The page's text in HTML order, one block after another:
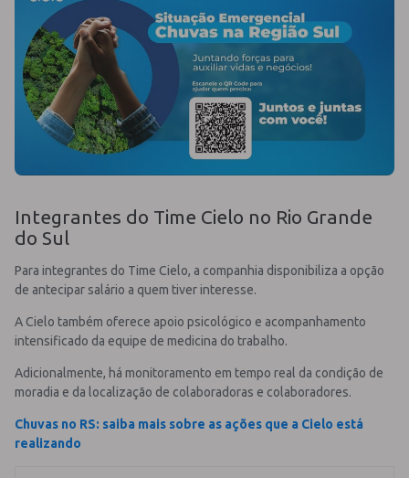
Integrantes do Time Cielo no Rio Grande
do Sul
Para integrantes do Time Cielo, a companhia disponibiliza a opção
de antecipar salário a quem tiver interesse.
A Cielo também oferece apoio psicológico e acompanhamento
intensificado da equipe de medicina do trabalho.
Adicionalmente, há monitoramento em tempo real da condição de
moradia e da localização de colaboradoras e colaboradores.
Chuvas no RS: saiba mais sobre as ações que a Cielo está
realizando